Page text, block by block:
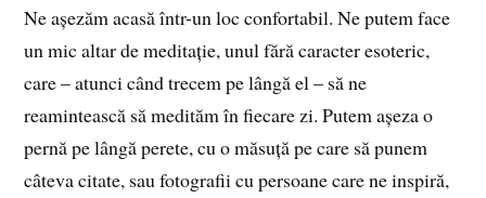
Ne așezăm acasă într-un loc confortabil. Ne putem face
un mic altar de meditație, unul fără caracter esoteric,
care – atunci când trecem pe lângă el – să ne
reamintească să medităm în fiecare zi. Putem așeza o
pernă pe lângă perete, cu o măsuță pe care să punem
câteva citate, sau fotografii cu persoane care ne inspiră,